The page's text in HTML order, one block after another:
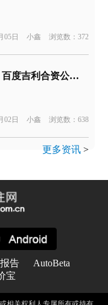
05日 小鑫 浏览数：372
全新品牌曝光！百度吉利合资公司正式成立
02日 小鑫 浏览数：638
更多资讯>
告
AutoBeta
宝